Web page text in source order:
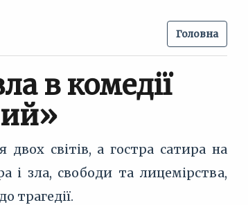
Головна
в комедії
світів, а гостра сатира на
і зла, свободи та лицемірства,
трагедії.